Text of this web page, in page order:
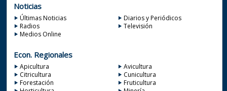
Noticias
Últimas Noticias
Diarios y Periódicos
Radios
Televisión
Medios Online
Econ. Regionales
Apicultura
Avicultura
Citricultura
Cunicultura
Forestación
Fruticultura